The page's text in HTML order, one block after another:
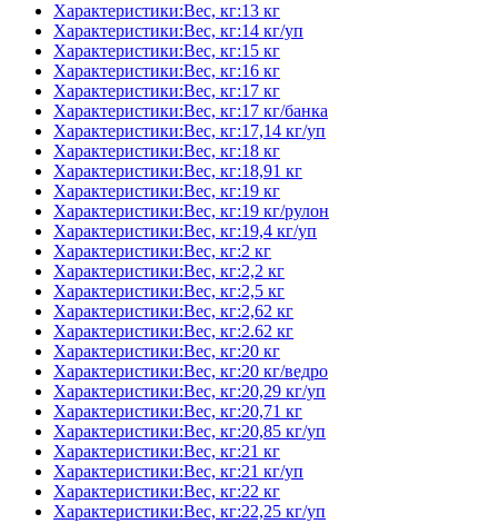
Характеристики:Вес, кг:13 кг
Характеристики:Вес, кг:14 кг/уп
Характеристики:Вес, кг:15 кг
Характеристики:Вес, кг:16 кг
Характеристики:Вес, кг:17 кг
Характеристики:Вес, кг:17 кг/банка
Характеристики:Вес, кг:17,14 кг/уп
Характеристики:Вес, кг:18 кг
Характеристики:Вес, кг:18,91 кг
Характеристики:Вес, кг:19 кг
Характеристики:Вес, кг:19 кг/рулон
Характеристики:Вес, кг:19,4 кг/уп
Характеристики:Вес, кг:2 кг
Характеристики:Вес, кг:2,2 кг
Характеристики:Вес, кг:2,5 кг
Характеристики:Вес, кг:2,62 кг
Характеристики:Вес, кг:2.62 кг
Характеристики:Вес, кг:20 кг
Характеристики:Вес, кг:20 кг/ведро
Характеристики:Вес, кг:20,29 кг/уп
Характеристики:Вес, кг:20,71 кг
Характеристики:Вес, кг:20,85 кг/уп
Характеристики:Вес, кг:21 кг
Характеристики:Вес, кг:21 кг/уп
Характеристики:Вес, кг:22 кг
Характеристики:Вес, кг:22,25 кг/уп